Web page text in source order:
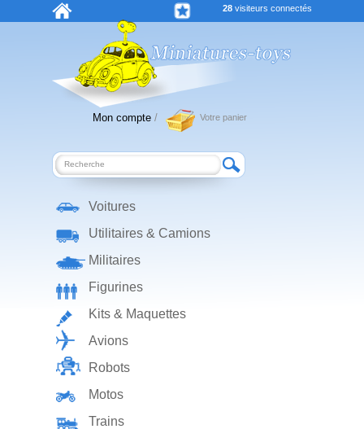
28 visiteurs connectés
Mon compte / Votre panier
Voitures
Utilitaires & Camions
Militaires
Figurines
Kits & Maquettes
Avions
Robots
Motos
Trains